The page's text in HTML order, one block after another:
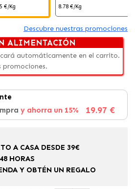
€/Kg 8.78 €/Kg
Descubre nuestras promociones
ALIMENTACIÓN
automáticamente en el carrito.
promociones.
y ahorra un 15% 19.97 €
A CASA DESDE 39€
HORAS
Y OBTÉN UN REGALO